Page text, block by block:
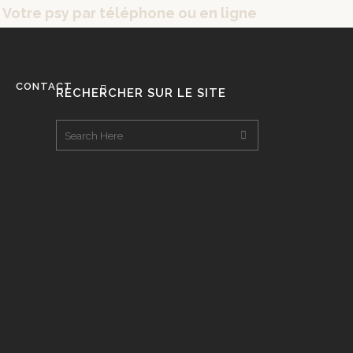
Votre psy par téléphone ou en ligne
CONTACTRECHERCHER SUR LE SITE